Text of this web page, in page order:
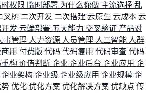
时权限 临时部署 为什么你做 主流选择 乱
叉树 二次开发 二次搭建 云原生 云成本 云
发 云端部署 五大能力 交叉验证 产品对
事管理 人力资源 人员管理 人工智能 人群
用 付费版 代码 代码复用 代码审查 代码
构 价值判断 企业 企业后台 企业应用 企
企业架构 企业级 企业级应用 企业规模 企
势 优化 优化方案 优化解决方案 优缺点 传